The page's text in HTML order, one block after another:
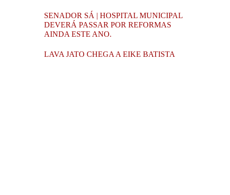
SENADOR SÁ | HOSPITAL MUNICIPAL
DEVERÁ PASSAR POR REFORMAS
AINDA ESTE ANO.
LAVA JATO CHEGA A EIKE BATISTA